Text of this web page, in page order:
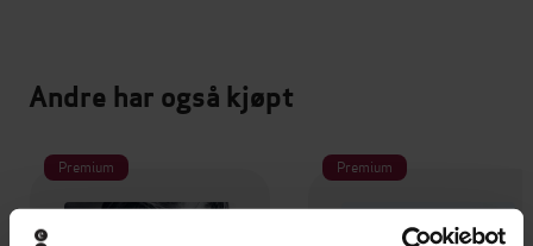
Andre har også kjøpt
Premium Premium